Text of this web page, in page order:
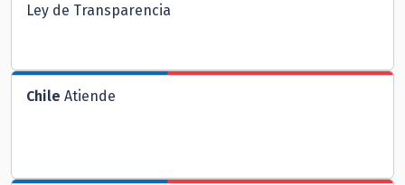
Ley de Transparencia
Chile Atiende